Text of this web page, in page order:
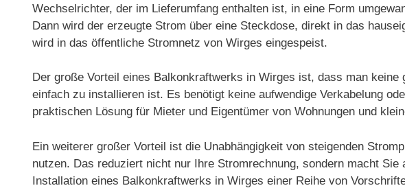
Wechselrichter, der im Lieferumfang enthalten ist, in eine Form
Dann wird der erzeugte Strom über eine Steckdose, direkt in das
wird in das öffentliche Stromnetz von Wirges eingespeist.
Der große Vorteil eines Balkonkraftwerks in Wirges ist, dass man
einfach zu installieren ist. Es benötigt keine aufwendige Verkabelung
praktischen Lösung für Mieter und Eigentümer von Wohnungen und
Ein weiterer großer Vorteil ist die Unabhängigkeit von steigenden
nutzen. Das reduziert nicht nur Ihre Stromrechnung, sondern macht
Installation eines Balkonkraftwerks in Wirges einer Reihe von